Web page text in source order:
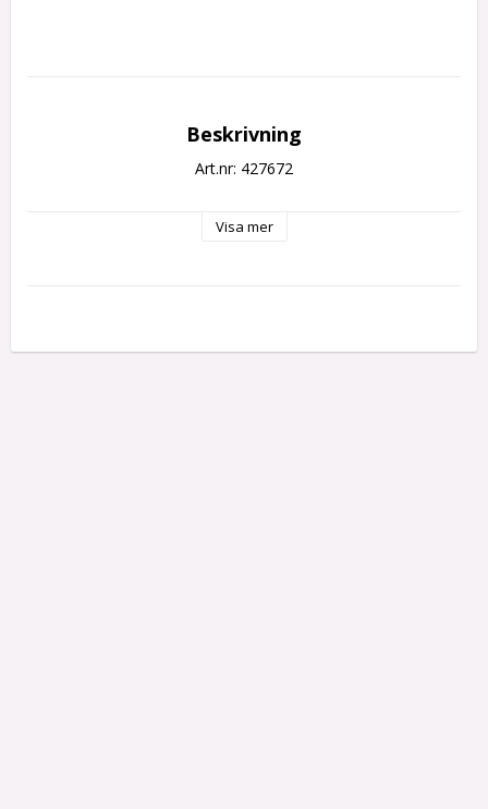
Beskrivning
Art.nr: 427672
Visa mer